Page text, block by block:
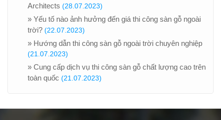
Architects (28.07.2023)
» Yếu tố nào ảnh hưởng đến giá thi công sàn gỗ ngoài
trời? (22.07.2023)
» Hướng dẫn thi công sàn gỗ ngoài trời chuyên nghiệp
(21.07.2023)
» Cung cấp dịch vụ thi công sàn gỗ chất lượng cao trên
toàn quốc (21.07.2023)